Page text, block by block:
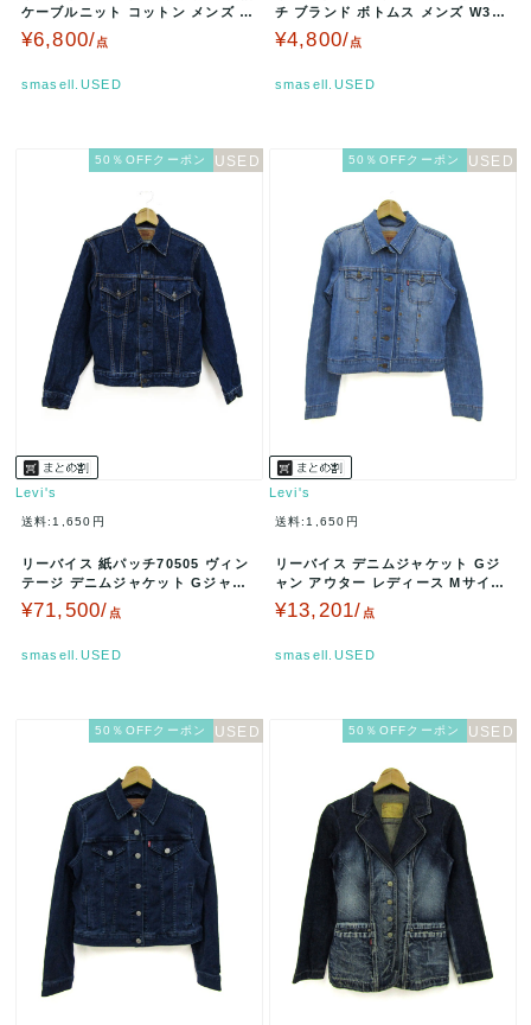
ケーブルニット コットン メンズ M
サイズ 赤茶 Levi's…
¥6,800/点
smasell.USED
チ ブランド ボトムス メンズ W32/
L30サイズ ブルー Le…
¥4,800/点
smasell.USED
50％OFFクーポン
Levi's
送料:1,650円
リーバイス 紙パッチ70505 ヴィン
テージ デニムジャケット Gジャン
アウター レディース 36…
¥71,500/ 点
smasell.USED
50％OFFクーポン
Levi's
送料:1,650円
リーバイス デニムジャケット Gジ
ャン アウター レディース Mサイズ
ブルー Levi's 【中古…
¥13,201/ 点
smasell.USED
50％OFFクーポン 50％OFFクーポン